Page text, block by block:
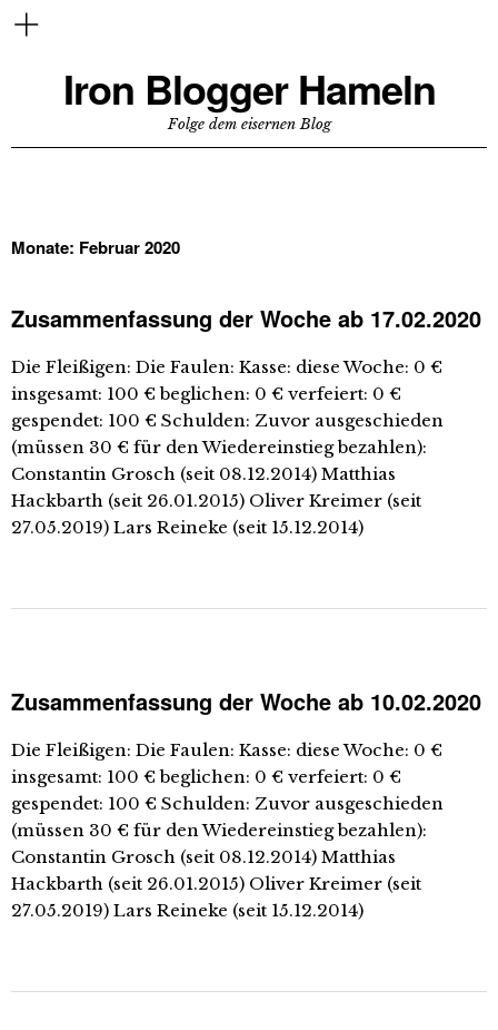
Iron Blogger Hameln
Folge dem eisernen Blog
Monate: Februar 2020
Zusammenfassung der Woche ab 17.02.2020
Die Fleißigen: Die Faulen: Kasse: diese Woche: 0 €
insgesamt: 100 € beglichen: 0 € verfeiert: 0 €
gespendet: 100 € Schulden: Zuvor ausgeschieden
(müssen 30 € für den Wiedereinstieg bezahlen):
Constantin Grosch (seit 08.12.2014) Matthias
Hackbarth (seit 26.01.2015) Oliver Kreimer (seit
27.05.2019) Lars Reineke (seit 15.12.2014)
Zusammenfassung der Woche ab 10.02.2020
Die Fleißigen: Die Faulen: Kasse: diese Woche: 0 €
insgesamt: 100 € beglichen: 0 € verfeiert: 0 €
gespendet: 100 € Schulden: Zuvor ausgeschieden
(müssen 30 € für den Wiedereinstieg bezahlen):
Constantin Grosch (seit 08.12.2014) Matthias
Hackbarth (seit 26.01.2015) Oliver Kreimer (seit
27.05.2019) Lars Reineke (seit 15.12.2014)